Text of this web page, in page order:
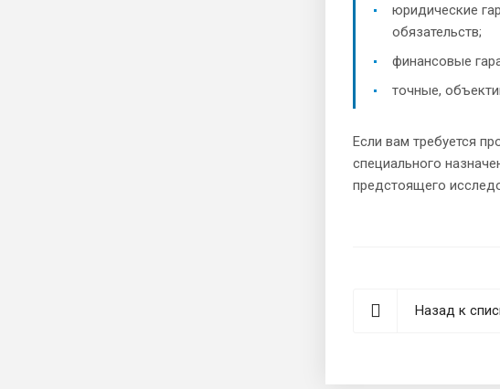
юридические
обязательств;
финансовые
точные,
Если вам требуется
специального
предстоящего
Назад к